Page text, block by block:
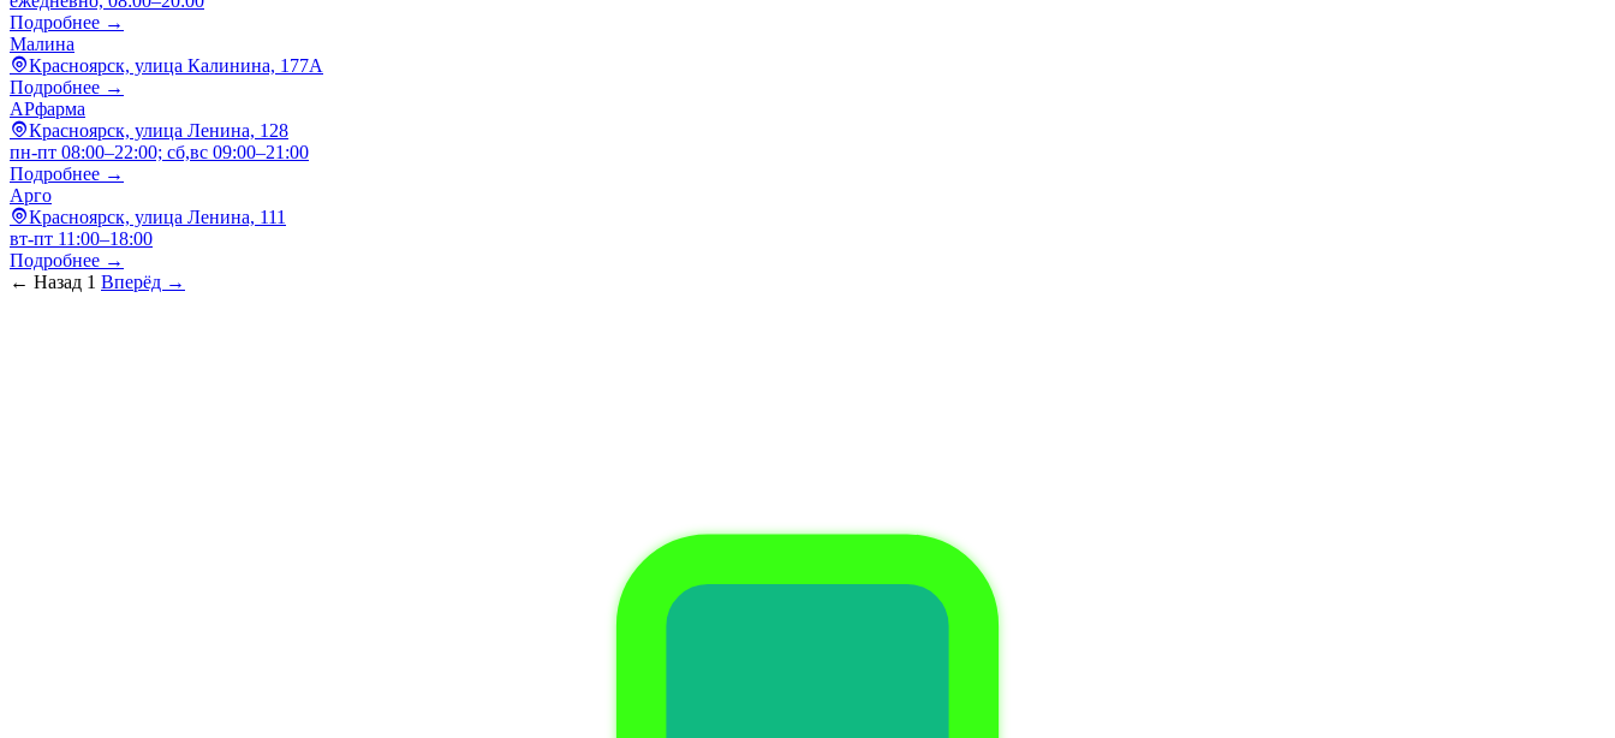
Подробнее →
Малина
Красноярск, улица Калинина, 177А
Подробнее →
АРфарма
Красноярск, улица Ленина, 128
пн-пт 08:00–22:00; сб,вс 09:00–21:00
Подробнее →
Арго
Красноярск, улица Ленина, 111
вт-пт 11:00–18:00
Подробнее →
← Назад 1 Вперёд →